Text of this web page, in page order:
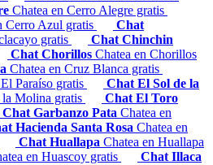
Chatea en Cerro Alegre gratis
Cerro Azul gratis
Chat
gratis
Chat Chinchin
Chat Chorillos Chatea en Chorillos
Chatea en Cruz Blanca gratis
Paraíso gratis
Chat El Sol de la
la Molina gratis
Chat El Toro
Chat Garbanzo Pata Chatea en
Hacienda Santa Rosa Chatea en
Chat Huallapa Chatea en Huallapa
en Huascoy gratis
Chat Illaca